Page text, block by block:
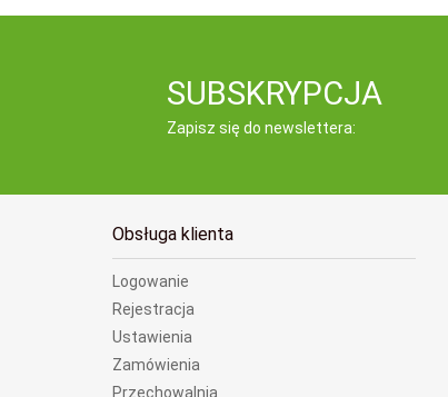
SUBSKRYPCJA
Zapisz się do newslettera:
Obsługa klienta
Logowanie
Rejestracja
Ustawienia
Zamówienia
Przechowalnia